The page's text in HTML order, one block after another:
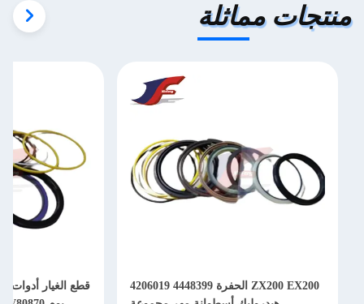
منتجات مماثلة
ZX200 EX200 الحفرة 4448399 4206019
قطع الغيار أدوات غطاء الحفرة